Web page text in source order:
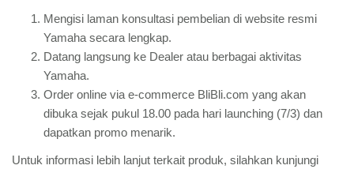
Mengisi laman konsultasi pembelian di website resmi
Yamaha secara lengkap.
Datang langsung ke Dealer atau berbagai aktivitas
Yamaha.
Order online via e-commerce BliBli.com yang akan
dibuka sejak pukul 18.00 pada hari launching (7/3) dan
dapatkan promo menarik.
Untuk informasi lebih lanjut terkait produk, silahkan kunjungi